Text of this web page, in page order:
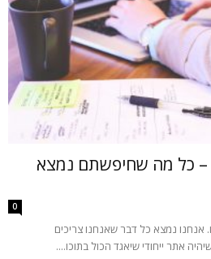
– כל מה שחיפשתם נמצא
0
אנחנו נמצא כל דבר שאנחנו צריכים
אתר ייחודי שיאגד הכול בתוכו....